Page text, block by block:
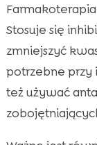
Stosuje się
zmniejszyć
potrzebne przy
też używać